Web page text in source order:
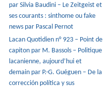
par Silvia Baudini – Le Zeitgeist et
ses courants : sinthome ou fake
news par Pascal Pernot
Lacan Quotidien n° 923 – Point de
capiton par M. Bassols – Politique
lacanienne, aujourd’hui et
demain par P.-G. Guéguen – De la
corrección política y sus